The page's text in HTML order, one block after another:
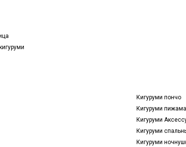
Кигуруми пончо
Кигуруми пижама
Кигуруми
Кигуруми
Кигуруми